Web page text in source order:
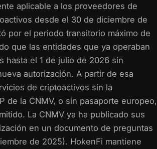
aplicable a los proveedores de
desde el 30 de diciembre de
por el periodo transitorio máximo de
que las entidades que ya operaban
hasta el 1 de julio de 2026 sin
autorización. A partir de esa
de criptoactivos sin la
de la CNMV, o sin pasaporte europeo,
La CNMV ya ha publicado sus
en un documento de preguntas
de 2025). HokenFi mantiene